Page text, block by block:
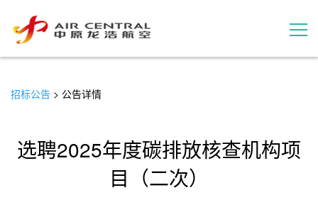
用户案例
招标公告 > 公告详情
选聘2025年度碳排放核查机构项
目（二次）